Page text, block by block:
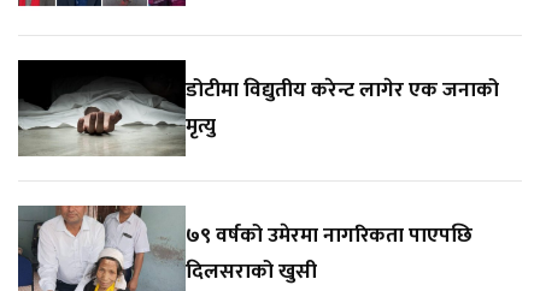
डोटीमा विद्युतीय करेन्ट लागेर एक जनाको
मृत्यु
७९ वर्षको उमेरमा नागरिकता पाएपछि
दिलसराको खुसी